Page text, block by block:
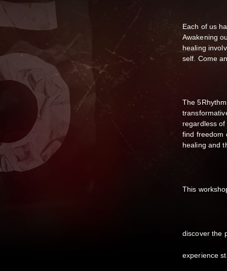
Each of us
Awakening
healing
self. Come
The
regardless
find freedom
healing and
This
discover the
experience